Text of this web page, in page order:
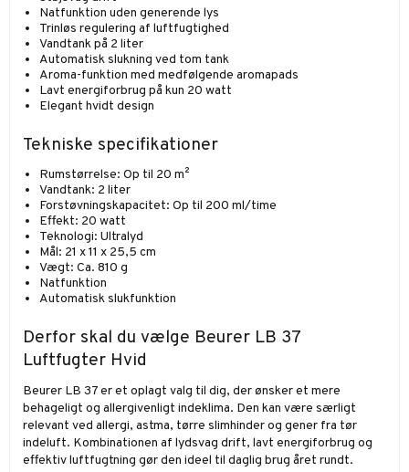
Natfunktion uden generende lys
Trinløs regulering af luftfugtighed
Vandtank på 2 liter
Automatisk slukning ved tom tank
Aroma-funktion med medfølgende aromapads
Lavt energiforbrug på kun 20 watt
Elegant hvidt design
Tekniske specifikationer
Rumstørrelse: Op til 20 m²
Vandtank: 2 liter
Forstøvningskapacitet: Op til 200 ml/time
Effekt: 20 watt
Teknologi: Ultralyd
Mål: 21 x 11 x 25,5 cm
Vægt: Ca. 810 g
Natfunktion
Automatisk slukfunktion
Derfor skal du vælge Beurer LB 37
Luftfugter Hvid
Beurer LB 37 er et oplagt valg til dig, der ønsker et mere
behageligt og allergivenligt indeklima. Den kan være særligt
relevant ved allergi, astma, tørre slimhinder og gener fra tør
indeluft. Kombinationen af lydsvag drift, lavt energiforbrug og
effektiv luftfugtning gør den ideel til daglig brug året rundt.